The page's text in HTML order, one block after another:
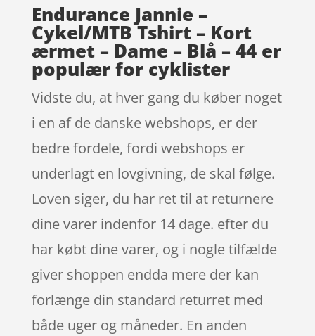
Endurance Jannie –
Cykel/MTB Tshirt – Kort
ærmet – Dame – Blå – 44 er
populær for cyklister
Vidste du, at hver gang du køber noget
i en af de danske webshops, er der
bedre fordele, fordi webshops er
underlagt en lovgivning, de skal følge.
Loven siger, du har ret til at returnere
dine varer indenfor 14 dage. efter du
har købt dine varer, og i nogle tilfælde
giver shoppen endda mere der kan
forlænge din standard returret med
både uger og måneder. En anden